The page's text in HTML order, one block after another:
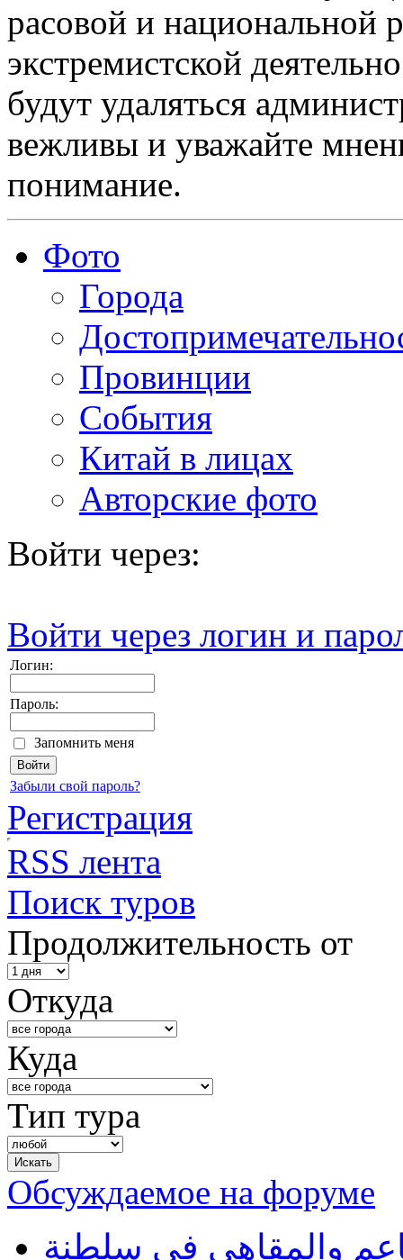
расовой и национальной
экстремистской
будут удаляться
вежливы и уважайте
понимание.
Фото
Города
Провинции
События
Китай в лицах
Авторские фото
Войти через:
Войти через логин и
Логин:
Пароль:
Запомнить меня
Забыли свой пароль?
Регистрация
RSS лента
Поиск туров
Продолжительность от
Откуда
Куда
Тип тура
Обсуждаемое на форуме
والمقاهي في سلطنة